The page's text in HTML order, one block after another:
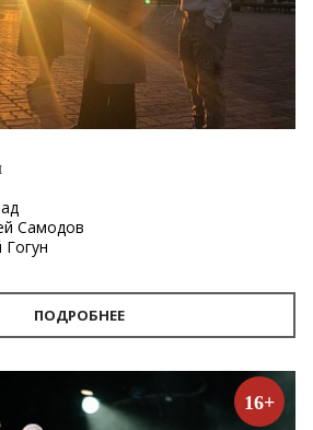
Самодов
- 1 час.
спектакль-променад «Поморские
узлы» позволит вынырнуть из
в котором зритель находится в
ПОДРОБНЕЕ
16+